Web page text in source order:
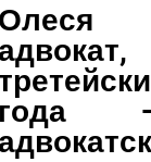
Олеся
года